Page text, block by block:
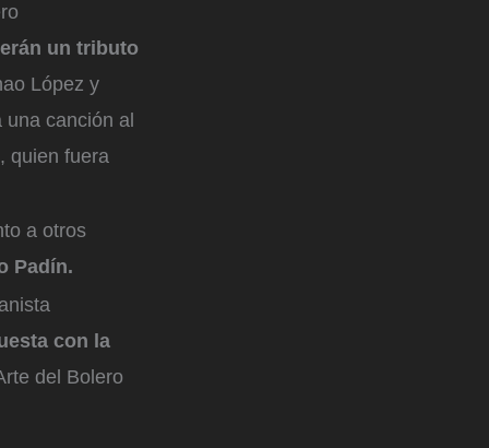
un tributo
López y
canción al
quien fuera
a otros
Padín.
con la
del Bolero